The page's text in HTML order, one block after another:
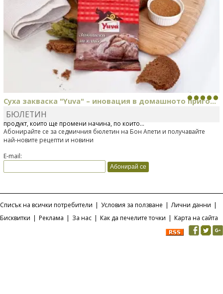
Суха закваска "Yuva" – иновация в домашното приго...
Отскоро Лесафр България стартира предлагането на изцяло нов
продукт, който ще промени начина, по който...
БЮЛЕТИН
Абонирайте се за седмичния бюлетин на Бон Апети и получавайте
най-новите рецепти и новини
E-mail:
Списък на всички потребители | Условия за ползване | Лични данни |
Бисквитки | Реклама | За нас | Как да печелите точки | Карта на сайта